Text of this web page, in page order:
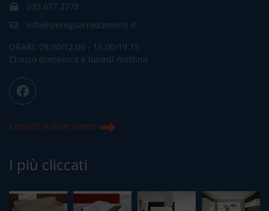
039.677.2778
info@peregoarredamenti.it
ORARI: 09.00/12.00 - 15.00/19.15
Chiuso domenica e lunedì mattina
Contatti e Dove siamo
I più cliccati